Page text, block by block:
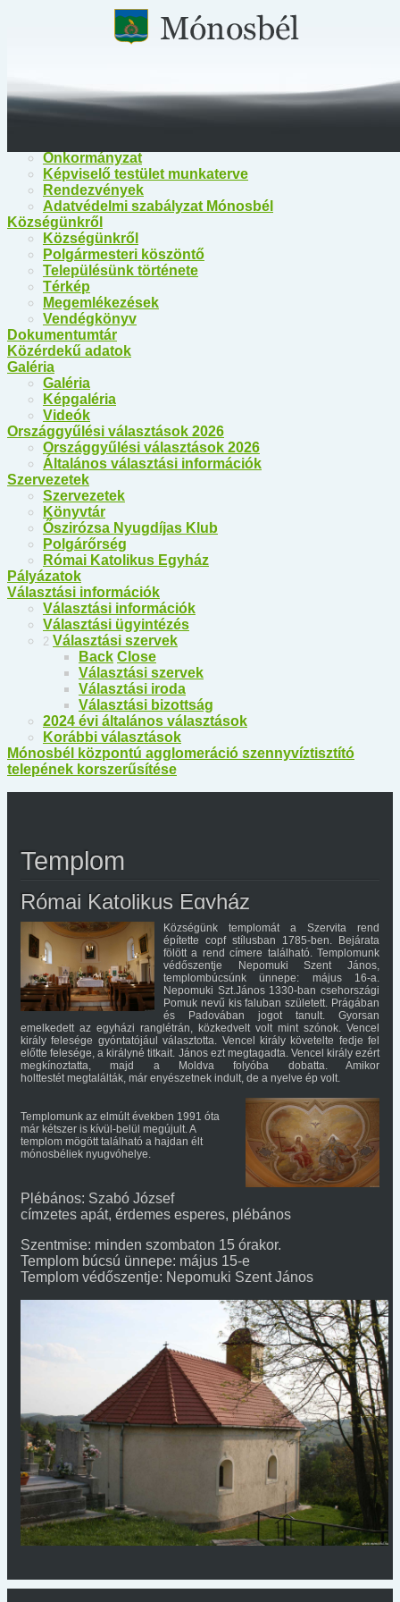
Közérdekű információk
Polgármesteri Hivatal Mónosbél
Közös Hivatal Bélapátfalva
Önkormányzat
Képviselő testület munkaterve
Rendezvények
Adatvédelmi szabályzat Mónosbél
Községünkről
Községünkről
Polgármesteri köszöntő
Településünk története
Térkép
Megemlékezések
Vendégkönyv
Dokumentumtár
Közérdekű adatok
Galéria
Galéria
Képgaléria
Videók
Országgyűlési választások 2026
Országgyűlési választások 2026
Általános választási információk
Szervezetek
Szervezetek
Könyvtár
Őszirózsa Nyugdíjas Klub
Polgárőrség
Római Katolikus Egyház
Pályázatok
Választási információk
Választási információk
Választási ügyintézés
2 Választási szervek
Back Close
Választási szervek
Választási iroda
Választási bizottság
2024 évi általános választások
Korábbi választások
Mónosbél központú agglomeráció szennyvíztisztító
telepének korszerűsítése
Templom
Római Katolikus Egyház
Községünk templomát a Szervita rend
építette copf stílusban 1785-ben. Bejárata
fölött a rend címere található. Templomunk
védőszentje Nepomuki Szent János,
templombúcsúnk ünnepe: május 16-a.
Nepomuki Szt.János 1330-ban csehországi
Pomuk nevű kis faluban született. Prágában
és Padovában jogot tanult. Gyorsan
emelkedett az egyházi ranglétrán, közkedvelt volt mint szónok. Vencel
király felesége gyóntatójául választotta. Vencel király követelte fedje fel
előtte felesége, a királyné titkait. János ezt megtagadta. Vencel király ezért
megkínoztatta, majd a Moldva folyóba dobatta. Amikor
holttestét megtalálták, már enyészetnek indult, de a nyelve ép volt.
Templomunk az elmúlt években 1991 óta
már kétszer is kívül-belül megújult. A
templom mögött található a hajdan élt
mónosbéliek nyugvóhelye.
Plébános: Szabó József
címzetes apát, érdemes esperes, plébános
Szentmise: minden szombaton 15 órakor.
Templom búcsú ünnepe: május 15-e
Templom védőszentje: Nepomuki Szent János